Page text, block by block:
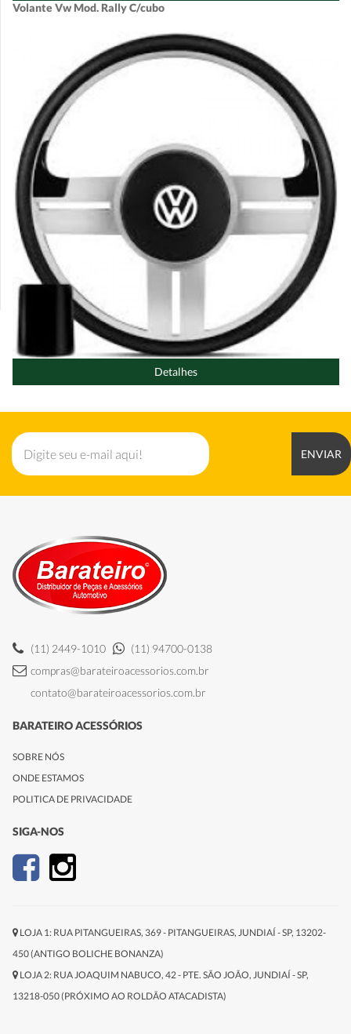
Volante Vw Mod. Rally C/cubo
Detalhes
ENVIAR
(11) 2449-1010
(11) 94700-0138
compras@barateiroacessorios.com.br
contato@barateiroacessorios.com.br
BARATEIRO ACESSÓRIOS
SOBRE NÓS
ONDE ESTAMOS
POLITICA DE PRIVACIDADE
SIGA-NOS
LOJA 1: RUA PITANGUEIRAS, 369 - PITANGUEIRAS, JUNDIAÍ - SP, 13202-
450 (ANTIGO BOLICHE BONANZA)
LOJA 2: RUA JOAQUIM NABUCO, 42 - PTE. SÃO JOÃO, JUNDIAÍ - SP,
13218-050 (PRÓXIMO AO ROLDÃO ATACADISTA)